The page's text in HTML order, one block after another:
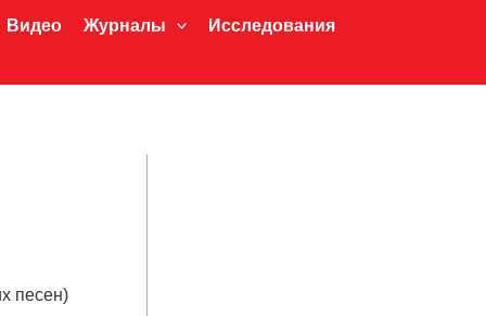
Видео Журналы Исследования
песен)